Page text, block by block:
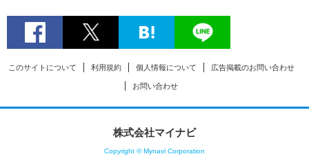
このサイトについて 利用規約 個人情報について 広告掲載のお問い合わせ
お問い合わせ
株式会社マイナビ
Copyright © Mynavi Corporation